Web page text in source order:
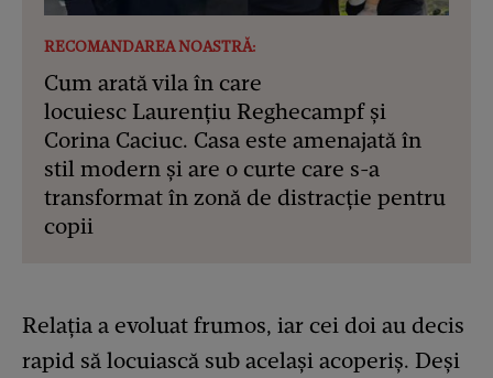
RECOMANDAREA NOASTRĂ:
Cum arată vila în care
locuiesc Laurențiu Reghecampf și
Corina Caciuc. Casa este amenajată în
stil modern și are o curte care s-a
transformat în zonă de distracție pentru
copii
Relația a evoluat frumos, iar cei doi au decis
rapid să locuiască sub același acoperiș. Deși